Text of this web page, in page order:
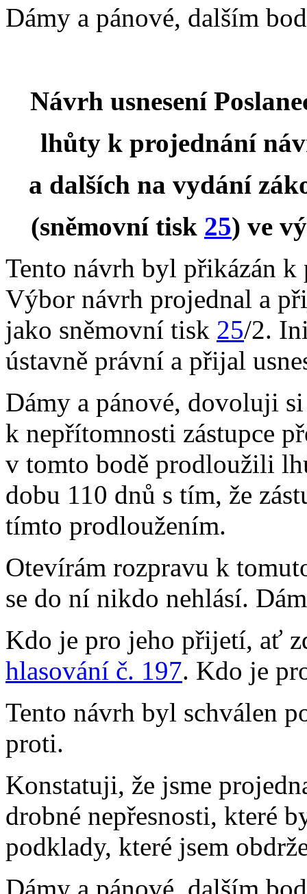
Dámy a pánové, dalším
Návrh usnesení
lhůty k projednání
a dalších na vydání
(sněmovní tisk 25) ve
Tento návrh byl přikázán
Výbor návrh projednal a
jako sněmovní tisk 25/2.
ústavně právní a přijal
Dámy a pánové, dovoluji
k nepřítomnosti zástupce
v tomto bodě prodloužili
dobu 110 dnů s tím, že
tímto prodloužením.
Otevírám rozpravu k
se do ní nikdo nehlásí.
Kdo je pro jeho přijetí, ať
hlasování č. 197. Kdo je
Tento návrh byl schválen
proti.
Konstatuji, že jsme
drobné nepřesnosti, které
podklady, které jsem
Dámy a pánové, dalším